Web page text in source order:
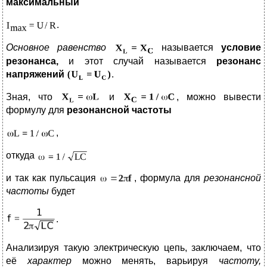
максимальный
.
Основное равенство называется условие
резонанса, и этот случай называется резонанс
напряжений
.
Зная, что и
, можно вывести
формулу для резонансной частоты
,
откуда
и так как пульсация , формула длярезонансной
частоты будет
.
Анализируя такую электрическую цепь, заключаем, что
её характерможно менять, варьируя частоту,